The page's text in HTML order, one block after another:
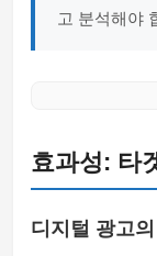
고 분석해야
효과성: 타
디지털 광고